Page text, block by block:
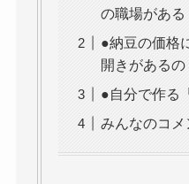
の職場がある
●納豆の価格
開きがあるの
●自分で作る
みんなのコメ